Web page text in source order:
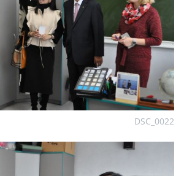
DSC_0022